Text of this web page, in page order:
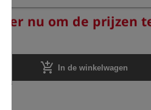
nu om de prijzen te
add_shopping_cart In de winkelwagen